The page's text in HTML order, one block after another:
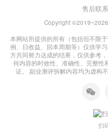
售后联系
Copyright ©2019~2026
本网站所提供的所有（包括但不限
例、日收益、回本周期等）仅供学
方共同努力达成的结果，仅供参考
何内容的时效性、准确性、完整性
证。 副业测评拆解内容均为虚构
扫